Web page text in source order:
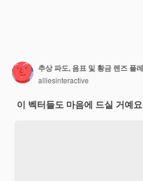
alliesinteractive
이 벡터들도 마음에 드실 거예요